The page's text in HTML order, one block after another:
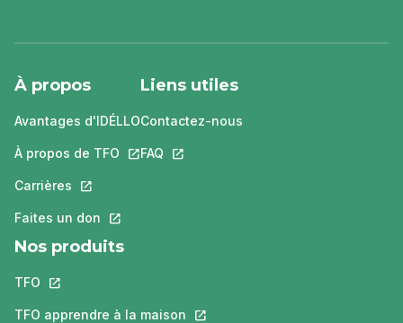
À propos
Avantages d'IDÉLLO
À propos de TFO Ce lien s'ouvrira dans un nouvel onglet.
Carrières Ce lien s'ouvrira dans un nouvel onglet.
Faites un don Ce lien s'ouvrira dans un nouvel onglet.
Liens utiles
Contactez-nous
FAQ Ce lien s'ouvrira dans un nouvel
Nos produits
TFO Ce lien s'ouvrira dans un nouvel onglet.
TFO apprendre à la maison Ce lien s'ouvrira dans un nouvel